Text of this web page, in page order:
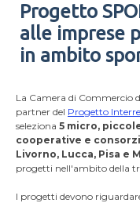
Progetto
alle imprese
in ambito
La Camera di Commercio
partner del Progetto
seleziona 5 micro,
cooperative e consorzi
Livorno, Lucca, Pisa e
progetti nell'ambito della
I progetti devono